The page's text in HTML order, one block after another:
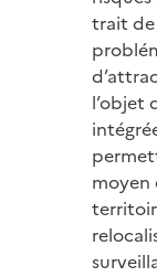
trait
l’objet
moyen